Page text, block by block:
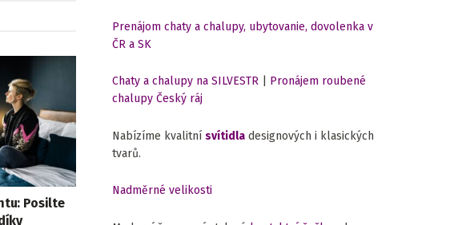
Posilte
Prenájom chaty a chalupy, ubytovanie, dovolenka v
ČR a SK
Chaty a chalupy na SILVESTR
Pronájem roubené
chalupy Český ráj
Nabízíme kvalitní svítidla designových i klasických
tvarů.
Nadměrné velikosti